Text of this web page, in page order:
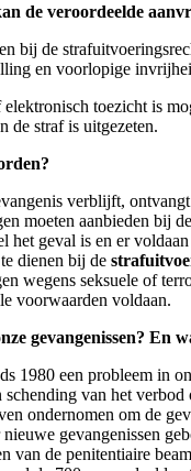
de veroordeelde
bij de
en voorlopige
toezicht is
de straf is uitgezeten.
verblijft,
moeten aanbieden bij
geval is en er
dienen bij de
wegens seksuele of
voorwaarden voldaan.
gevangenissen? En
1980 een probleem in
van het
ondernomen om de
gevangenissen
van de penitentiaire